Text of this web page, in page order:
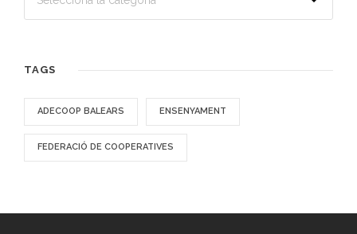
TAGS
ADECOOP BALEARS ENSENYAMENT
FEDERACIÓ DE COOPERATIVES